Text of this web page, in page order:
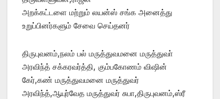
அறக்கட்டளை மற்றும் லயன்ஸ் சங்க அனைத்து
உறுப்பினர்களும் சேவை செய்தனர்
திருபுவனம்,நலம் பல் மருத்துவமனை மருத்துவா்
அரவிந்த் சக்கரவர்த்தி, கும்பகோணம் விஷின்
கேர்,கண் மருத்துவமனை மருத்துவர்
அரவிந்த்,ஆயுர்வேத மருத்துவர் சுபா,திருபுவனம்,ஸ்ரீ